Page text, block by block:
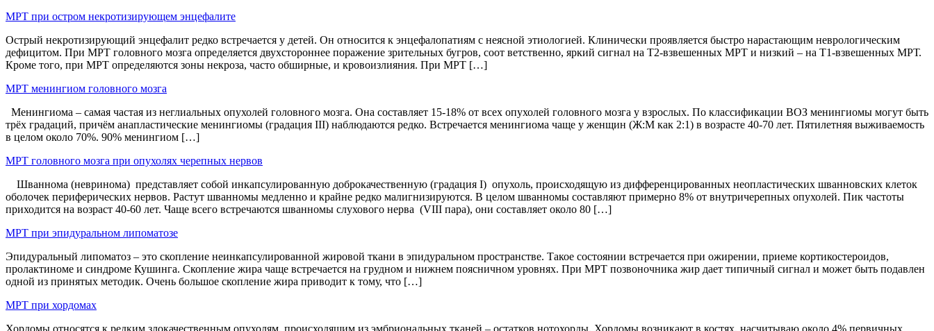
МРТ при остром некротизирующем энцефалите
Острый некротизирующий энцефалит редко встречается у детей. Он относится к энцефалопатиям с неясной этиологией. Клинически проявляется быстро нарастающим неврологическим
дефицитом. При МРТ головного мозга определяется двухстороннее поражение зрительных бугров, соот ветственно, яркий сигнал на Т2-взвешенных МРТ и низкий – на Т1-взвешенных МРТ.
Кроме того, при МРТ определяются зоны некроза, часто обширные, и кровоизлияния. При МРТ […]
МРТ менингиом головного мозга
Менингиома – самая частая из неглиальных опухолей головного мозга. Она составляет 15-18% от всех опухолей головного мозга у взрослых. По классификации ВОЗ менингиомы могут быть
трёх градаций, причём анапластические менингиомы (градация III) наблюдаются редко. Встречается менингиома чаще у женщин (Ж:М как 2:1) в возрасте 40-70 лет. Пятилетняя выживаемость
в целом около 70%. 90% менингиом […]
МРТ головного мозга при опухолях черепных нервов
Шваннома (невринома) представляет собой инкапсулированную доброкачественную (градация I) опухоль, происходящую из дифференцированных неопластических шванновских клеток
оболочек периферических нервов. Растут шванномы медленно и крайне редко малигнизируются. В целом шванномы составляют примерно 8% от внутричерепных опухолей. Пик частоты
приходится на возраст 40-60 лет. Чаще всего встречаются шванномы слухового нерва (VIII пара), они составляет около 80 […]
МРТ при эпидуральном липоматозе
Эпидуральный липоматоз – это скопление неинкапсулированной жировой ткани в эпидуральном пространстве. Такое состоянии встречается при ожирении, приеме кортикостероидов,
пролактиноме и синдроме Кушинга. Скопление жира чаще встречается на грудном и нижнем поясничном уровнях. При МРТ позвоночника жир дает типичный сигнал и может быть подавлен
одной из принятых методик. Очень большое скопление жира приводит к тому, что […]
МРТ при хордомах